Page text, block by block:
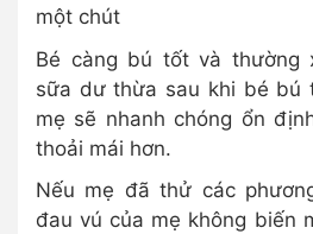
một chút
Bé càng bú tốt và thường
sữa dư thừa sau khi bé bú
mẹ sẽ nhanh chóng ổn
thoải mái hơn.
Nếu mẹ đã thử các
đau vú của mẹ không biến